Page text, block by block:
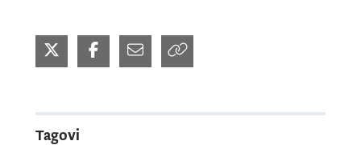
revizor/ka - u Odjeljenju za finansijsku
reviziju i reviziju pravilnosti, Sektor
Uprave za ljudske resurse.
Tagovi